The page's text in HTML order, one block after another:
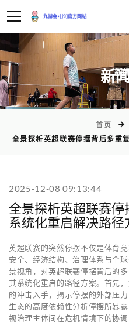
新
首页
全景探析英超联赛停摆背后多重
2025-12-08 09:13:44
全景探析英超联赛停
系统化重启解决路径
英超联赛的突然停摆不仅是体育
安全、经济结构、治理体系与全
景视角，对英超联赛停摆背后的
其系统化重启的路径方案。首先
的冲击入手，揭示停摆的外部压
生态的高度依赖性分析停摆所暴
视治理主体间在危机情境下的协